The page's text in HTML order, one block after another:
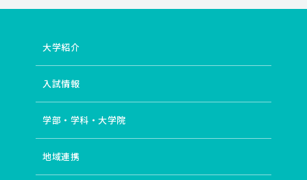
大学紹介
入試情報
学部・学科・大学院
地域連携